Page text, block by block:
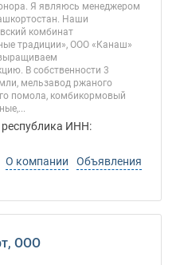
Я являюсь менеджером
Наши
комбинат
традиции», ООО «Канаш»
В собственности 3
мельзавод ржаного
помола, комбикормовый
ИНН:
О компании
Объявления
ООО